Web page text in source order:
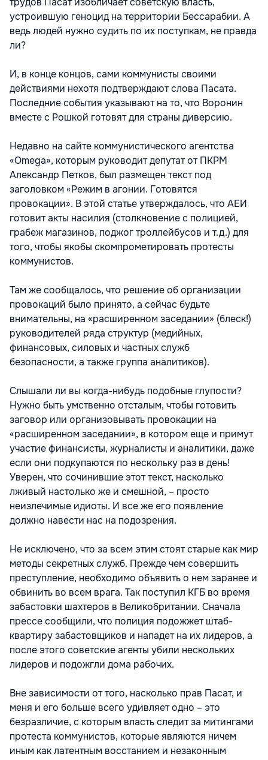
устроившую геноцид на территории Бессарабии. А
ведь людей нужно судить по их поступкам, не правда
ли?
И, в конце концов, сами коммунисты своими
действиями нехотя подтверждают слова Пасата.
Последние события указывают на то, что Воронин
вместе с Рошкой готовят для страны диверсию.
Недавно на сайте коммунистического агентства
«Omega», которым руководит депутат от ПКРМ
Александр Петков, был размещен текст под
заголовком «Режим в агонии. Готовятся
провокации». В этой статье утверждалось, что АЕИ
готовит акты насилия (столкновение с полицией,
грабеж магазинов, поджог троллейбусов и т.д.) для
того, чтобы якобы скомпрометировать протесты
коммунистов.
Там же сообщалось, что решение об организации
провокаций было принято, а сейчас будьте
внимательны, на «расширенном заседании» (блеск!)
руководителей ряда структур (медийных,
финансовых, силовых и частных служб
безопасности, а также группа аналитиков).
Слышали ли вы когда-нибудь подобные глупости?
Нужно быть умственно отсталым, чтобы готовить
заговор или организовывать провокации на
«расширенном заседании», в котором еще и примут
участие финансисты, журналисты и аналитики, даже
если они подкупаются по нескольку раз в день!
Уверен, что сочинившие этот текст, насколько
лживый настолько же и смешной, – просто
неизлечимые идиоты. И все же его появление
должно навести нас на подозрения.
Не исключено, что за всем этим стоят старые как мир
методы секретных служб. Прежде чем совершить
преступление, необходимо объявить о нем заранее и
обвинить во всем врага. Так поступил КГБ во время
забастовки шахтеров в Великобритании. Сначала
прессе сообщили, что полиция подожжет штаб-
квартиру забастовщиков и нападет на их лидеров, а
после этого советские агенты убили нескольких
лидеров и подожгли дома рабочих.
Вне зависимости от того, насколько прав Пасат, и
меня и его больше всего удивляет одно – это
безразличие, с которым власть следит за митингами
протеста коммунистов, которые являются ничем
иным как латентным восстанием и незаконным